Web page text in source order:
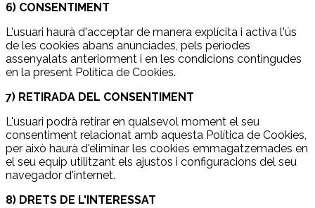
6) CONSENTIMENT
L'usuari haurà d'acceptar de manera explícita i activa l'ús
de les cookies abans anunciades, pels períodes
assenyalats anteriorment i en les condicions contingudes
en la present Política de Cookies.
7) RETIRADA DEL CONSENTIMENT
L'usuari podrà retirar en qualsevol moment el seu
consentiment relacionat amb aquesta Política de Cookies,
per això haurà d'eliminar les cookies emmagatzemades en
el seu equip utilitzant els ajustos i configuracions del seu
navegador d'internet.
8) DRETS DE L'INTERESSAT